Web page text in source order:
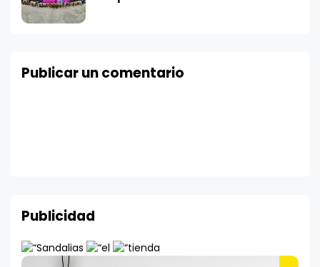
Publicar un comentario
Publicidad